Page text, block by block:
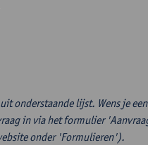
onderstaande lijst. Wens je
in via het formulier
onder 'Formulieren').